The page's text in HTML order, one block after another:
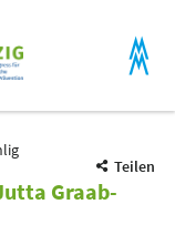
Teilen
Graab-